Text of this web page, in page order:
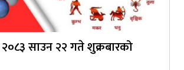
साउन २२ गते शुक्रबारको